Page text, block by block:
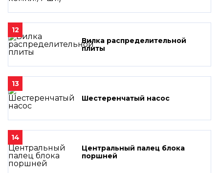
12
Вилка распределительной
плиты
13
Шестеренчатый насос
14
Центральный палец блока
поршней